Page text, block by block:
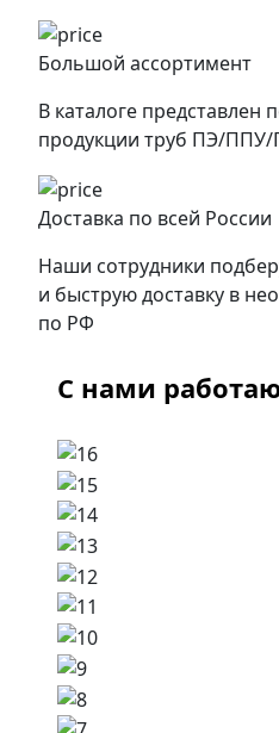
Большой ассортимент
В каталоге представлен
продукции труб ПЭ/
Доставка по всей России
Наши сотрудники
и быструю доставку в
по РФ
С нами